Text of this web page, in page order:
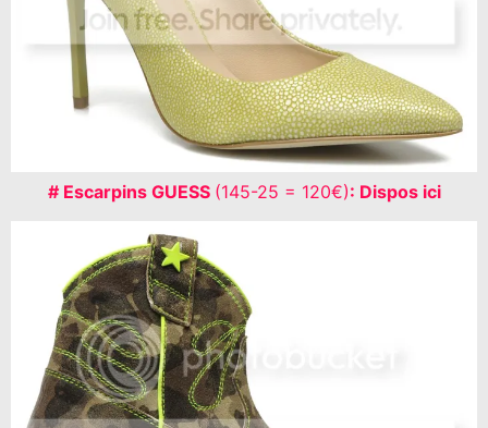
# Escarpins GUESS (145-25 = 120€): Dispos ici